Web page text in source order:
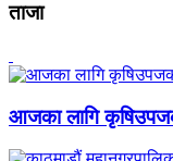
ताजा
आजका लागि